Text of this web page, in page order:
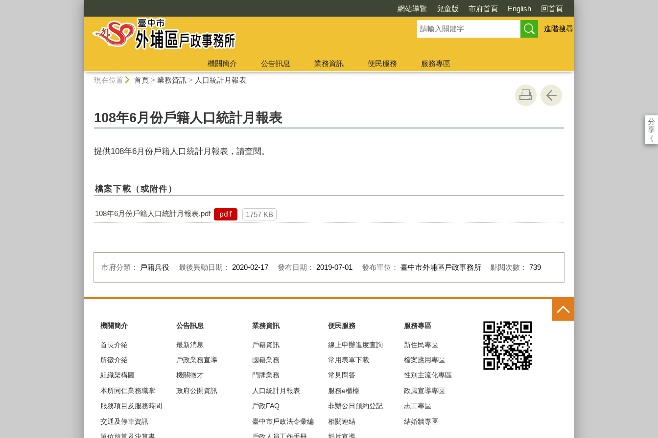
網站導覽 兒童版 市府首頁 English 回首頁
進階搜尋
機關簡介 公告訊息 業務資訊 便民服務
服務專區
現在位置 首頁> 業務資訊> 人口統計月報表
分
享
《
108年6月份戶籍人口統計月報表
提供108年6月份戶籍人口統計月報表，請查閱。
檔案下載（或附件）
108年6月份戶籍人口統計月報表.pdf pdf 1757 KB
市府分類： 戶籍兵役 最後異動日期： 2020-02-17 發布日期： 2019-07-01 發布單位： 臺中市外埔區戶政事務所 點閱次數： 739
機關簡介
首長介紹
所徽介紹
組織架構圖
本所同仁業務職掌
服務項目及服務時間
交通及停車資訊
公告訊息
最新消息
戶政業務宣導
機關徵才
政府公開資訊
業務資訊
戶籍資訊
國籍業務
門牌業務
人口統計月報表
戶政FAQ
臺中市戶政法令彙編
便民服務
線上申辦進度查詢
常用表單下載
常見問答
服務e櫃檯
非辦公日預約登記
相關連結
服務專區
新住民專區
檔案應用專區
性別主流化專區
政風宣導專區
志工專區
結婚牆專區